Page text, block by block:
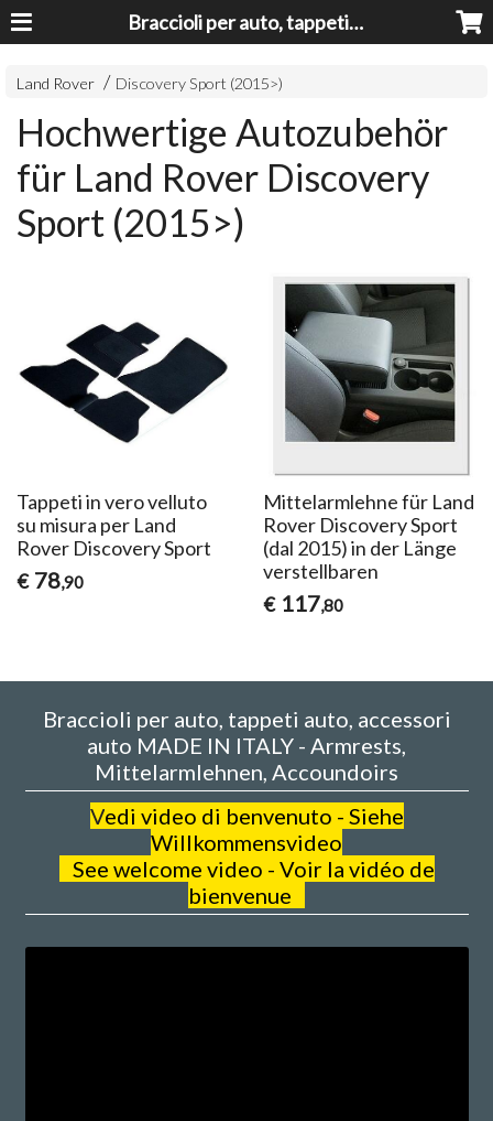
Braccioli per auto, tappeti auto, accessori auto MADE IN ITALY - Armrests, Mittelarmlehnen, Accoundoirs
Land Rover Discovery Sport (2015>)
Hochwertige Autozubehör
für Land Rover Discovery
Sport (2015>)
Tappeti in vero velluto
su misura per Land
Rover Discovery Sport
€ 78,90
Mittelarmlehne für Land
Rover Discovery Sport
(dal 2015) in der Länge
verstellbaren
€ 117,80
Braccioli per auto, tappeti auto, accessori
auto MADE IN ITALY - Armrests,
Mittelarmlehnen, Accoundoirs
Vedi video di benvenuto - Siehe
Willkommensvideo
See welcome video - Voir la vidéo de
bienvenue